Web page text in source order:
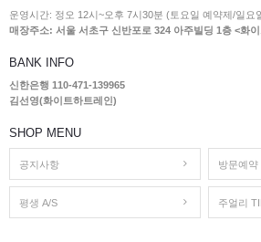
운영시간: 정오 12시~오후 7시30분 (토요일 예약제/일요
매장주소: 서울 서초구 신반포로 324 아주빌딩 1층 <화
BANK INFO
신한은행 110-471-139965
김선영(화이트하트레인)
SHOP MENU
공지사항 방문예약
평생 A/S 주얼리